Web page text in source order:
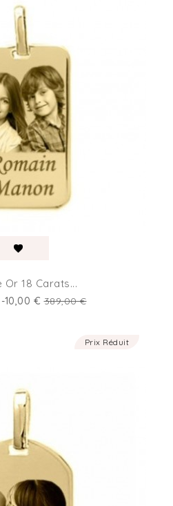
Or 18 Carats...
-10,00 € 389,00 €
Prix Réduit